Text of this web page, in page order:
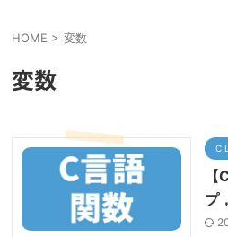
HOME > 変数
変数
C
プ